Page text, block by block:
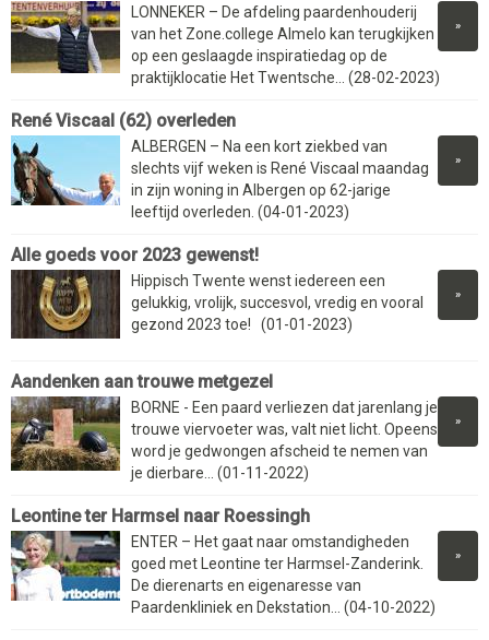
»
LONNEKER – De afdeling paardenhouderij
van het Zone.college Almelo kan terugkijken
op een geslaagde inspiratiedag op de
praktijklocatie Het Twentsche... (28-02-2023)
René Viscaal (62) overleden
»
ALBERGEN – Na een kort ziekbed van
slechts vijf weken is René Viscaal maandag
in zijn woning in Albergen op 62-jarige
leeftijd overleden. (04-01-2023)
Alle goeds voor 2023 gewenst!
»
Hippisch Twente wenst iedereen een
gelukkig, vrolijk, succesvol, vredig en vooral
gezond 2023 toe! (01-01-2023)
Aandenken aan trouwe metgezel
»
BORNE - Een paard verliezen dat jarenlang je
trouwe viervoeter was, valt niet licht. Opeens
word je gedwongen afscheid te nemen van
je dierbare... (01-11-2022)
Leontine ter Harmsel naar Roessingh
»
ENTER – Het gaat naar omstandigheden
goed met Leontine ter Harmsel-Zanderink.
De dierenarts en eigenaresse van
Paardenkliniek en Dekstation... (04-10-2022)